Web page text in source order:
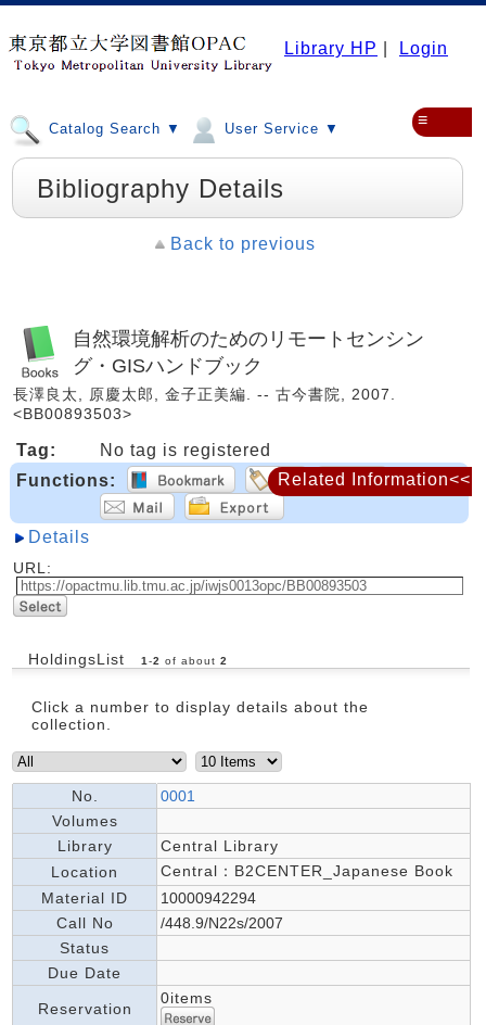
Library HP Login
Catalog Search ▼ User Service ▼ ≡
Bibliography Details
Back to previous
自然環境解析のためのリモートセンシン
グ・GISハンドブック
長澤良太, 原慶太郎, 金子正美編. -- 古今書院, 2007.
<BB00893503>
Tag:
No tag is registered
Functions:
Details
URL:
HoldingsList 1 -2 of about 2
Click a number to display details about the
collection.
No.
0001
Volumes
Library
Central Library
Location
Central：B2CENTER_Japanese Book
Material ID
10000942294
Call No
/448.9/N22s/2007
Status
Due Date
Reservation
0items
Related Information<<